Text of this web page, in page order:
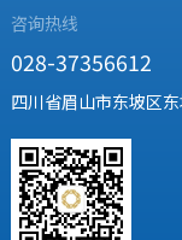
咨询热线
028-37356612
四川省眉山市东坡区